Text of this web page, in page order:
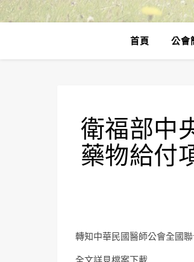
首頁 公會
衛福部中
藥物給付
轉知中華民國醫師公會全國
全文詳見檔案下載